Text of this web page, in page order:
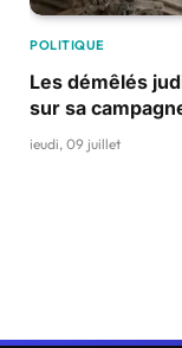
POLITIQUE
Les démêlés
sur sa
jeudi, 09 juillet